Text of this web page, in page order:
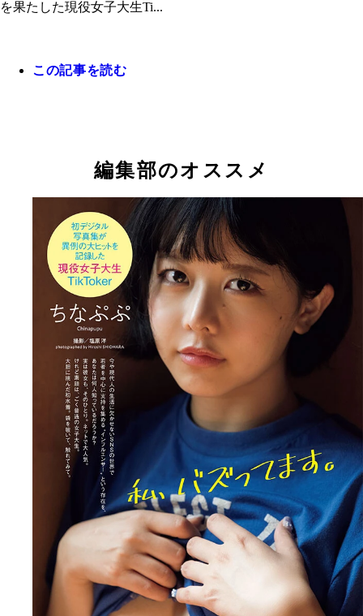
ちなぷぷデジタル写真集『女子大生最後の夏休み
影／塩原 洋 価格／1100円（税込）
まいきちデジタル写真集『眠れない夢』 撮影／
リョウマ 価格／1100円（税込）
を果たした現役女子大生Ti...
この記事を読む
編集部のオススメ